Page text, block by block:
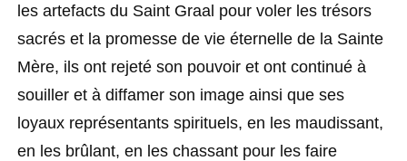
les artefacts du Saint Graal pour voler les trésors
sacrés et la promesse de vie éternelle de la Sainte
Mère, ils ont rejeté son pouvoir et ont continué à
souiller et à diffamer son image ainsi que ses
loyaux représentants spirituels, en les maudissant,
en les brûlant, en les chassant pour les faire